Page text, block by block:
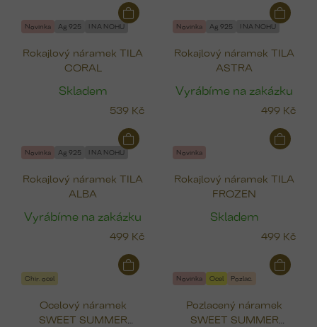
Novinka Ag 925 I NA NOHU
Rokajlový náramek TILA
CORAL
Skladem
539 Kč
Novinka Ag 925 I NA NOHU
Rokajlový náramek TILA
ASTRA
Vyrábíme na zakázku
499 Kč
Novinka Ag 925 I NA NOHU
Rokajlový náramek TILA
ALBA
Vyrábíme na zakázku
499 Kč
Novinka
Rokajlový náramek TILA
FROZEN
Skladem
499 Kč
Chir. ocel
Ocelový náramek
SWEET SUMMER
Novinka Ocel Pozlac.
Pozlacený náramek
SWEET SUMMER